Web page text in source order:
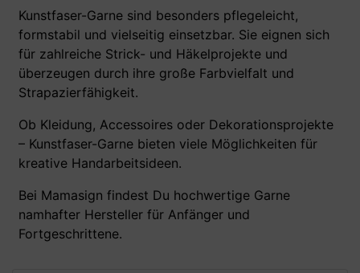
Kunstfaser-Garne sind besonders pflegeleicht,
formstabil und vielseitig einsetzbar. Sie eignen sich
für zahlreiche Strick- und Häkelprojekte und
überzeugen durch ihre große Farbvielfalt und
Strapazierfähigkeit.
Ob Kleidung, Accessoires oder Dekorationsprojekte
– Kunstfaser-Garne bieten viele Möglichkeiten für
kreative Handarbeitsideen.
Bei Mamasign findest Du hochwertige Garne
namhafter Hersteller für Anfänger und
Fortgeschrittene.